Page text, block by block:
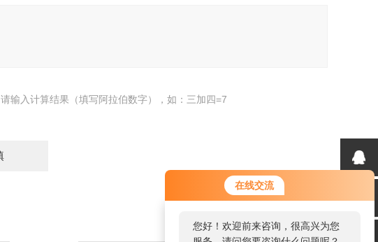
在线交流
您好！欢迎前来咨询，很高兴为您
服务，请问您要咨询什么问题呢？
您好，看您停留很久了，是否找到
请输入计算结果（填写阿拉伯数字），如：三加四=7